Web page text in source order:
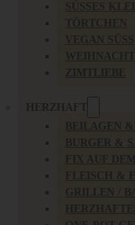
HERZHAFT